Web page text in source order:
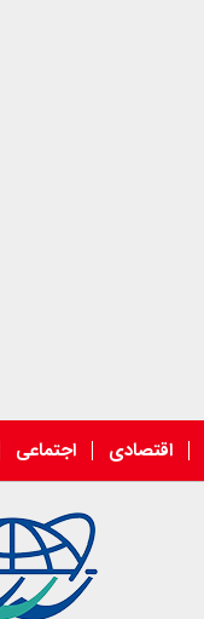
اقتصادی اجتماعی